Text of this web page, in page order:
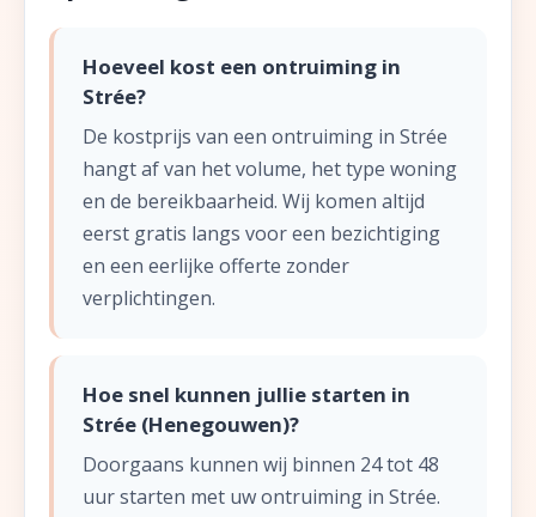
Hoeveel kost een ontruiming in
Strée?
De kostprijs van een ontruiming in Strée
hangt af van het volume, het type woning
en de bereikbaarheid. Wij komen altijd
eerst gratis langs voor een bezichtiging
en een eerlijke offerte zonder
verplichtingen.
Hoe snel kunnen jullie starten in
Strée (Henegouwen)?
Doorgaans kunnen wij binnen 24 tot 48
uur starten met uw ontruiming in Strée.